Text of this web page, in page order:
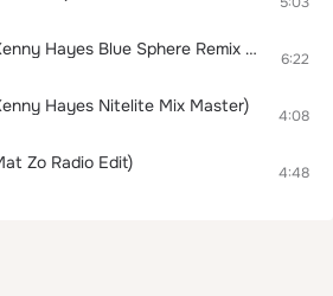
Lonely Heart (Kenny Hayes Blue Sphere Remix Master) 6:22
Hayes Nitelite Mix Master) 4:08
Zo Radio Edit) 4:48